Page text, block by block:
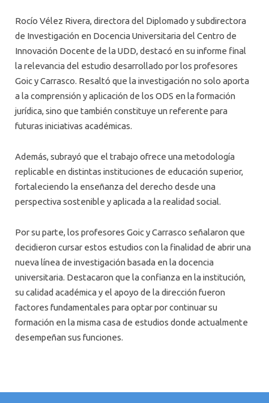
Rocío Vélez Rivera, directora del Diplomado y subdirectora
de Investigación en Docencia Universitaria del Centro de
Innovación Docente de la UDD, destacó en su informe final
la relevancia del estudio desarrollado por los profesores
Goic y Carrasco. Resaltó que la investigación no solo aporta
a la comprensión y aplicación de los ODS en la formación
jurídica, sino que también constituye un referente para
futuras iniciativas académicas.
Además, subrayó que el trabajo ofrece una metodología
replicable en distintas instituciones de educación superior,
fortaleciendo la enseñanza del derecho desde una
perspectiva sostenible y aplicada a la realidad social.
Por su parte, los profesores Goic y Carrasco señalaron que
decidieron cursar estos estudios con la finalidad de abrir una
nueva línea de investigación basada en la docencia
universitaria. Destacaron que la confianza en la institución,
su calidad académica y el apoyo de la dirección fueron
factores fundamentales para optar por continuar su
formación en la misma casa de estudios donde actualmente
desempeñan sus funciones.